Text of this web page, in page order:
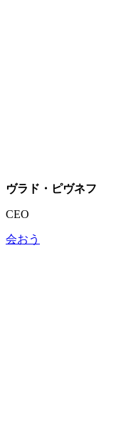
ヴラド・ピヴネフ
CEO
会おう